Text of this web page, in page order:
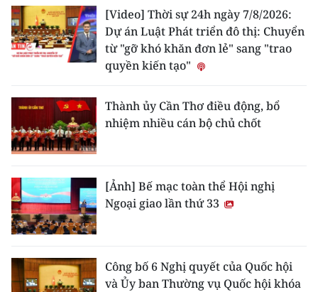
CHUYÊN ĐỀ
CÁC CHUYÊN TRANG
VỀ BÁO NHÂN DÂN
THỜI NAY
NHÂN DÂN CUỐI TUẦN
NHÂN DÂN HẰNG THÁNG
ĐỌC BÁO IN
[Video] Thời sự 24h ngày 7/8/2026:
Dự án Luật Phát triển đô thị: Chuyển
từ "gỡ khó khăn đơn lẻ" sang "trao
quyền kiến tạo"
Thành ủy Cần Thơ điều động, bổ
nhiệm nhiều cán bộ chủ chốt
[Ảnh] Bế mạc toàn thể Hội nghị
Ngoại giao lần thứ 33
Công bố 6 Nghị quyết của Quốc hội
và Ủy ban Thường vụ Quốc hội khóa